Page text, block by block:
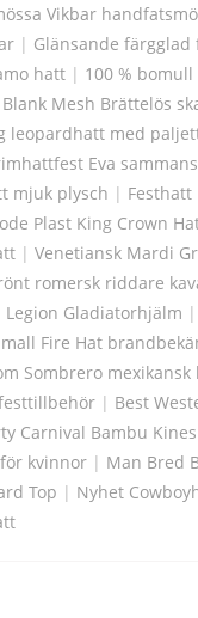
Vikbar
| Glänsande färgglad
hatt | 100 %
Blank Mesh Brättelös
leopardhatt med
Eva
mjuk plysch | Festhatt
Plast King Crown
| Venetiansk Mardi
romersk riddare
Legion Gladiatorhjälm |
Fire Hat
Sombrero mexikansk
| Best
Carnival Bambu
kvinnor | Man Bred
Top | Nyhet